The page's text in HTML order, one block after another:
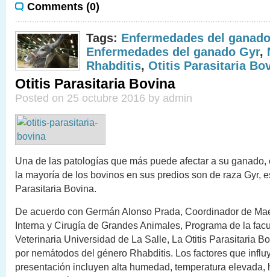
Comments (0)
Tags: Enfermedades del
Enfermedades del ganado Gyr,
Rhabditis, Otitis Parasitaria
Otitis Parasitaria Bovina
Posted on 25 octubre 2016 by admin
Una de las patologías que más puede afectar a su
la mayoría de los bovinos en sus predios son de raza Gyr,
Parasitaria Bovina.
De acuerdo con Germán Alonso Prada, Coordinador de
Interna y Cirugía de Grandes Animales, Programa de la
Veterinaria Universidad de La Salle, La Otitis Parasitaria
por nemátodos del género Rhabditis. Los factores que
presentación incluyen alta humedad, temperatura elevada,